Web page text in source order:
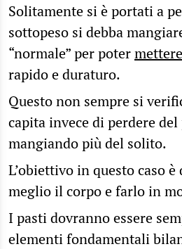
Solitamente si è portati a
sottopeso si debba
“normale” per poter
rapido e duraturo.
Questo non sempre si
capita invece di perdere del
mangiando più del solito.
L’obiettivo in questo caso
meglio il corpo e farlo in
I pasti dovranno essere
elementi fondamentali